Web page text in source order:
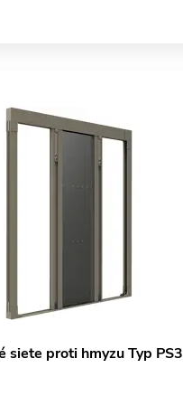
siete proti hmyzu Typ PS3